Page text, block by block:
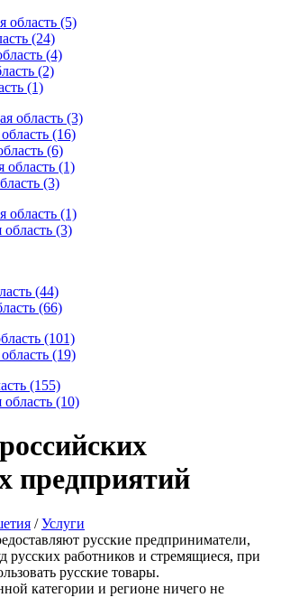
область (5)
(24)
(4)
(2)
(1)
область (3)
(16)
(6)
область (1)
(3)
область (1)
(3)
(44)
(66)
(101)
(19)
(155)
(10)
предприятий
/Услуги
русские предприниматели,
русских работников и стремящиеся, при
русские товары.
категории и регионе ничего не